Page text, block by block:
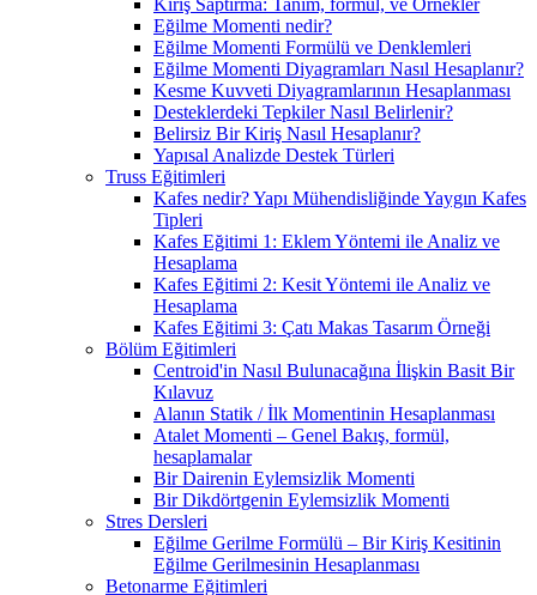
Kiriş Saptırma: Tanım, formül, ve Örnekler
Eğilme Momenti nedir?
Eğilme Momenti Formülü ve Denklemleri
Eğilme Momenti Diyagramları Nasıl Hesaplanır?
Kesme Kuvveti Diyagramlarının Hesaplanması
Desteklerdeki Tepkiler Nasıl Belirlenir?
Belirsiz Bir Kiriş Nasıl Hesaplanır?
Yapısal Analizde Destek Türleri
Truss Eğitimleri
Kafes nedir? Yapı Mühendisliğinde Yaygın Kafes
Tipleri
Kafes Eğitimi 1: Eklem Yöntemi ile Analiz ve
Hesaplama
Kafes Eğitimi 2: Kesit Yöntemi ile Analiz ve
Hesaplama
Kafes Eğitimi 3: Çatı Makas Tasarım Örneği
Bölüm Eğitimleri
Centroid'in Nasıl Bulunacağına İlişkin Basit Bir
Kılavuz
Alanın Statik / İlk Momentinin Hesaplanması
Atalet Momenti – Genel Bakış, formül,
hesaplamalar
Bir Dairenin Eylemsizlik Momenti
Bir Dikdörtgenin Eylemsizlik Momenti
Stres Dersleri
Eğilme Gerilme Formülü – Bir Kiriş Kesitinin
Eğilme Gerilmesinin Hesaplanması
Betonarme Eğitimleri